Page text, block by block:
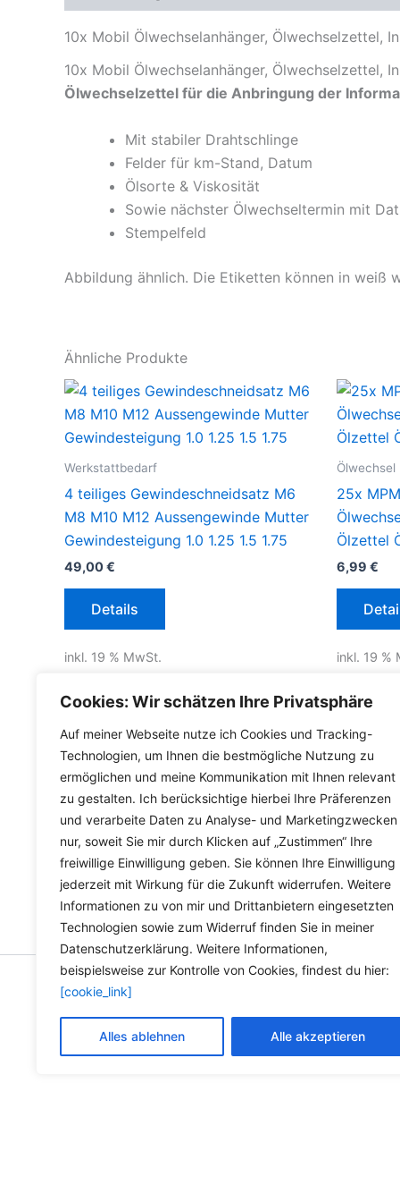
Cookies: Wir schätzen Ihre Privatsphäre
Auf meiner Webseite nutze ich Cookies und Tracking-
Technologien, um Ihnen die bestmögliche Nutzung zu
ermöglichen und meine Kommunikation mit Ihnen relevant
zu gestalten. Ich berücksichtige hierbei Ihre Präferenzen
und verarbeite Daten zu Analyse- und Marketingzwecken
nur, soweit Sie mir durch Klicken auf „Zustimmen“ Ihre
freiwillige Einwilligung geben. Sie können Ihre Einwilligung
jederzeit mit Wirkung für die Zukunft widerrufen. Weitere
Informationen zu von mir und Drittanbietern eingesetzten
Technologien sowie zum Widerruf finden Sie in meiner
Datenschutzerklärung. Weitere Informationen,
beispielsweise zur Kontrolle von Cookies, findest du hier:
[cookie_link]
Alles ablehnen Alle akzeptieren
10x Mobil Ölwechselanhänger, Ölwechselzettel,
10x Mobil Ölwechselanhänger, Ölwechselzettel,
Ölwechselzettel für die Anbringung der
Mit stabiler Drahtschlinge
Felder für km-Stand, Datum
Ölsorte & Viskosität
Sowie nächster Ölwechseltermin mit
Stempelfeld
Abbildung ähnlich. Die Etiketten können in weiß
Ähnliche Produkte
Werkstattbedarf
4 teiliges Gewindeschneidsatz M6
M8 M10 M12 Aussengewinde Mutter
Gewindesteigung 1.0 1.25 1.5 1.75
49,00€
Details
inkl. 19 % MwSt.
inkl. Versandkosten für Deutschland
Lieferzeit Deutschland:2-3 Werktage
Ölwechsel
25x
Ölzettel
6,99 €
inkl. 19 %
inkl.
Lieferzeit
Copyright © 2026